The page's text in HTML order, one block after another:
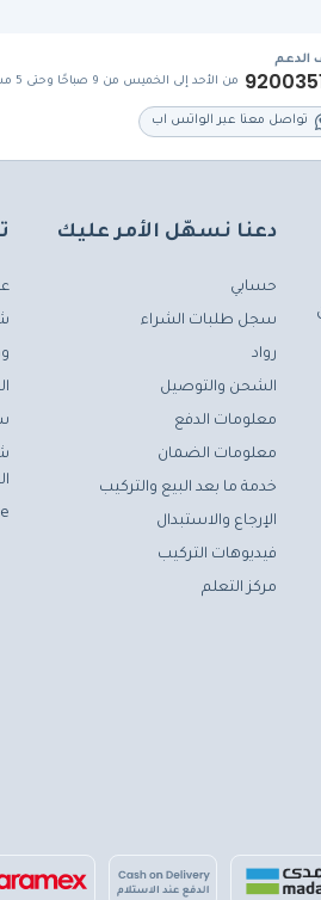
الدعم
من الأحد إلى الخميس من 9 صباحًا وحتى 5 مساءً
تواصل معنا عبر الواتس اب
دعنا نسهّل الأمر عليك
حسابي
سجل طلبات الشراء
رواد
الشحن والتوصيل
معلومات الدفع
معلومات الضمان
خدمة ما بعد البيع والتركيب
الإرجاع والاستبدال
فيديوهات التركيب
مركز التعلم